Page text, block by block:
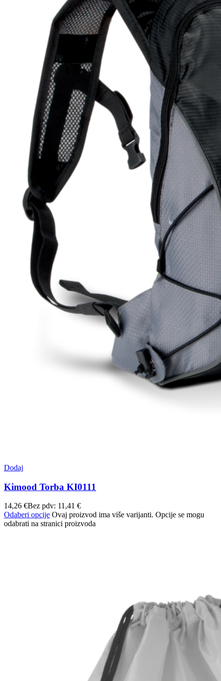
Dodaj
Kimood Torba KI0111
14,26 €Bez pdv: 11,41 €
Odaberi opcije Ovaj proizvod ima više varijanti. Opcije se mogu
odabrati na stranici proizvoda